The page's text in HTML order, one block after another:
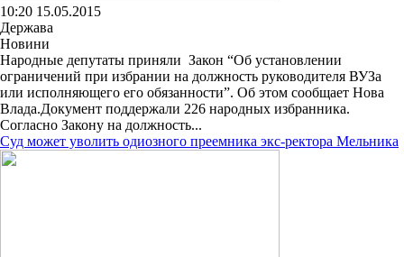
10:20 15.05.2015
Держава
Новини
Народные депутаты приняли Закон “Об установлении
ограничений при избрании на должность руководителя ВУЗа
или исполняющего его обязанности”. Об этом сообщает Нова
Влада.Документ поддержали 226 народных избранника.
Согласно Закону на должность...
Суд может уволить одиозного преемника экс-ректора Мельника